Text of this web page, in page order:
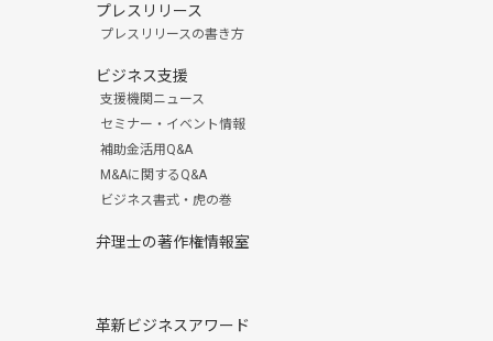
プレスリリース
プレスリリースの書き方
ビジネス支援
支援機関ニュース
セミナー・イベント情報
補助金活用Q&A
M&Aに関するQ&A
ビジネス書式・虎の巻
弁理士の著作権情報室
革新ビジネスアワード